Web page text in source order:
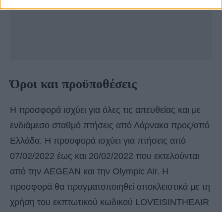
Όροι και προϋποθέσεις
Η προσφορά ισχύει για όλες τις απευθείας και με
ενδιάμεσο σταθμό πτήσεις από Λάρνακα προς/από
Ελλάδα. Η προσφορά ισχύει για πτήσεις από
07/02/2022 έως και 20/02/2022 που εκτελούνται
από την AEGEAN και την Olympic Air. Η
προσφορά θα πραγματοποιηθεί αποκλειστικά με τη
χρήση του εκπτωτικού κωδικού LOVEISINTHEAIR